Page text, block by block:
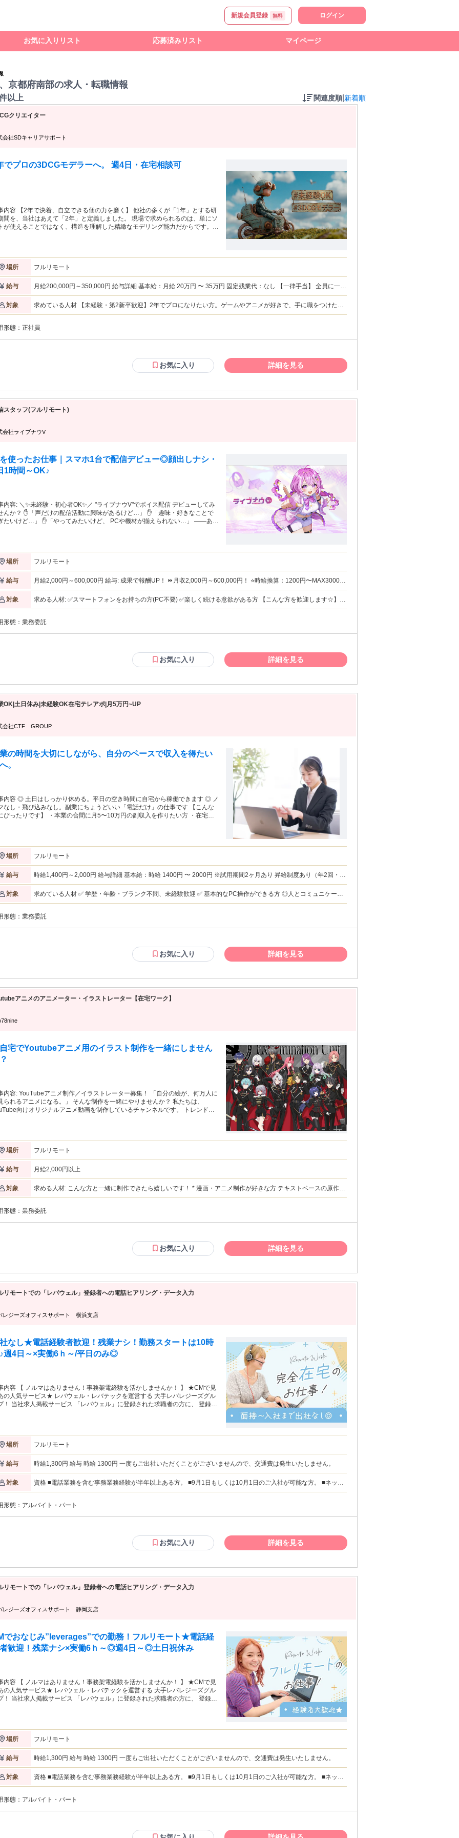
新規会員登録 無料 ログイン
お気に入りリスト 応募済みリスト マイページ
京都府南部の求人・転職情報
以上 関連度順 新着順
クリエイター
会社SDキャリアサポート
でプロの3DCGモデラーへ。 週4日・在宅相談可
内容 【2年で決着、自立できる個の力を磨く】 他社の多くが「1年」とする研
間を、当社はあえて「2年」と定義しました。 現場で求められるのは、単にソ
が使えることではなく、構造を理解した精緻なモデリング能力だからです。
：月平均3時間以下と少なく、学習時間をしっかり確保できます。 ▼CG制作
業務をお任せ 配属先は希望と適性を考慮し いずれかの業務をお任せします。
属先例＞ ☆3DCGモデラー 3DCGを使用したアニメーション演出制作、モデ
作などを担当 ☆イラストレーター キャラクターデザイン・コンセプトア
あわせたスキル習得。 基礎研修やBlenderの使い方などから始めます。 オン
ン講義＋講師によるフィードバック有の課題演習で インプットとアウトプッ
▼多彩な紹介先 案件状況により、Webサイト用の3DCG素材制
デザイン補助に加え、広告プロモーションの企画、マーケティング施策のサポ
通用するか」「どんな仕事に挑戦したいか」など、面接時に詳しくお伺いし、
ークを模したプロジェクトに挑戦。 商業レベルの作品を作りながら、実践的
場所 フルリモート
給与
月給200,000円～350,000円 給与詳細 基本給：月給 20万円 〜 35万円 固定残業代：なし 【一律手当】 全員に一律
か月実績あり）
対象
求めている人材 【未経験・第2新卒歓迎】2年でプロになりたい方。ゲームやアニメが好きで、手に職をつけたい
年で「自分はこれができる」と言い切れるスキルを授けます。 ・効率よく働いて、プライベートも大切にしたい
形態： 正社員
お気に入り 詳細を見る
スタッフ(フルリモート)
会社ライブナウV
使ったお仕事｜スマホ1台で配信デビュー◎顔出しナシ・
1時間～OK♪
／ "ライブナウV"でボイス配信 デビューしてみ
信活動に興味があるけど…」 ✋「趣味・好きなことで
✋「やってみたいけど、 PCや機材が揃えられない…」 ――あと
・✦✦・┈┈┈┈┈ ・✦ ⚡⸜⸜ スマホ1台＆自宅で完結❗ ⸝⸝⚡
✅顔出し不要・ボイスOnly 声だけで活動す
スタート可能！ 全国どこでもOKの完全在宅ワーク♪ ✅週
、1時間〜シフト自由◎ 副業・Wワークや学業とも両立可能！ ✅成果で報酬
･･･─╮ ✨あなたの配信デビューを応援♪✨ ╰─･･･─ｖ
"ライブナウV"は、未経験から配信者を 目指す方をサポート
登録料といった初期コストは 一切ナシ、費用0円でスター
前に必要な知識のレクチャーもあり♪ また、ライブナウVは配信者さん同士
ーも可能です◎ ✦・┈┈┈┈┈ ・✦✦・┈┈┈┈┈ ・✦
場所 フルリモート
給与
月給2,000円～600,000円 給与: 成果で報酬UP！ ⏩月収2,000円～600,000円！ ⭐時給換算：1200円〜MAX3000円
日4時間） ⏩月10万円前後 ◆本業配信者（1日6時間以上） ⏩月30万円以上も可能！ ※給与に関しては、 株式会
社ライブナウVより支給します。
対象
求める人材: ✅スマートフォンをお持ちの方(PC不要) ✅楽しく続ける意欲がある方 【こんな方を歓迎します☆】
☘学歴・経験不問 ☘未経験者歓迎 ☘経験者歓迎 「配信にチャレンジしたい」 応募理由はそれだけでOK♪ どうぞお
形態： 業務委託
お気に入り 詳細を見る
OK|土日休み|未経験OK在宅テレアポ|月5万円~UP
会社CTF GROUP
の時間を大切にしながら、自分のペースで収入を得たい
。
内容 ◎ 土日はしっかり休める。平日の空き時間に自宅から稼働できます ◎ ノ
なし・飛び込みなし。副業にちょうどいい「電話だけ」の仕事です 【こんな
ぴったりです】 ・本業の合間に月5〜10万円の副収入を作りたい方 ・在宅で
難しいクロージングや訪問は一切なし。アポイント獲得だけに集中できま
料は会社負担 ・トークスクリプ
備＋マニュアル研修あり（未経験スタート歓迎） ・プロジェクト単位のアサ
制（長期継続が基本） ・稼働時間：平日9:00〜18:00の間で調整（月60時
ら稼働した分だけ確実に収入になる ・自由シフト制で本業のスケジュールに
せやすい ・対話力・ヒアリング力が身につき本業にも活かせる ・年2回の昇
数値基準の明確な評価） 【応募から稼働までの流れ】 応募 → オンライン
（30分程度） → 契約 → 研修 → 稼働開始
場所 フルリモート
給与
時給1,400円～2,000円 給与詳細 基本給：時給 1400円 〜 2000円 ※試用期間2ヶ月あり 昇給制度あり（年2回・査
対象
求めている人材 ✅ 学歴・年齢・ブランク不問、未経験歓迎 ✅ 基本的なPC操作ができる方 ◎人とコミュニケーシ
形態： 業務委託
お気に入り 詳細を見る
アニメのアニメーター・イラストレーター【在宅ワーク】
宅でYoutubeアニメ用のイラスト制作を一緒にしません
イラストレーター募集！ 「自分の絵が、何万人に
られるアニメになる。」 そんな制作を一緒にやりませんか？ 私たちは、
向けオリジナルアニメ動画を制作しているチャンネルです。 トレンドの
いた上でご応募ください！ ★この仕事のポイント * 下請け・孫請けな
・修正・フィードバックがとに
アニメの最前線に挑戦できる トレンドが常に変わるか
そ、 「決まった型」だけじゃない表現にチャレンジできます。 * 描いた絵が
業務内容 シナリオ・絵コンテをもとに、 カラーマンガ（イラス
作を担当していただきます。 基本的な制作フロー ① ディレクターより案件
（シナリオ・絵コンテをお渡しします） ↓ ② ラフ／線画を提出 （ディレクタ
公式イラストレーターがチェック＆フィードバック） ↓ ③ 清書・着彩 ↓ ④
ストのポートフォリオを必ずお送りください。 人事担当が一つ一つ丁寧に拝
フィードバックを受けながら成長したい * 新しい表現・ジャンルにも挑戦して
い
場所 フルリモート
給与 月給2,000円以上
対象
求める人材: こんな方と一緒に制作できたら嬉しいです！ * 漫画・アニメ制作が好きな方 テキストベースの原作は
以上、継続してお仕事ができる方歓迎です。 * トレンドを見るのが好きな方 「今、YouTubeで何が伸びている
える方 ただ描くだけでなく、 「もっと良くできるか？」を楽しめる方を歓迎します。
形態： 業務委託
お気に入り 詳細を見る
リモートでの「レバウェル」登録者への電話ヒアリング・データ入力
レジーズオフィスサポート 横浜支店
なし★電話経験者歓迎！残業ナシ！勤務スタートは10時
週4日～×実働6ｈ～/平日のみ◎
内容 【 ノルマはありません！事務架電経験を活かしませんか！ 】 ★CMで見
の人気サービス★ レバウェル・レバテックを運営する 大手レバレジーズグル
登録された求職者の方に、 登録情
病院やクリニック、介護施設、保育園など） ※適性をみて他サービスに関わ
をおまかせする場合がございます 【 働き方も自由度高め♪ 】 ・10時勤務開
＆残業ナシ！ 朝は送迎や家事を済ませてから出勤も◎ 夜は自炊やゆっ
画タイムも楽しめます◎ 土日祝日休みなのでオンオフもしっかり★ ・服装
レも我慢せず働けます！ 【 リモートでのコミュニケーションについて 】 ★
～入社まで一度も出社いただくことはございません◎ 勤務開始時に使用する
辺機器は郵送にてお届けいたします！ ★在宅でも「ひとりじゃない」って
れる サポート＆チームのあたたかさが魅力◎ わからないことがあれば、 す
チャットツールで チームでしっかり連携できるから、 在宅でも安心して働け
場所 フルリモート
給与 時給1,300円 給与 時給 1300円 一度もご出社いただくことがございませんので、交通費は発生いたしません。
対象
資格 ■電話業務を含む事務業務経験が半年以上ある方。 ■9月1日もしくは10月1日のご入社が可能な方。 ■ネット
ので安心です！ ＜こんな方にピッタリ＞ ・電話対応経験を活かしたい方 ・人の気持ちをくみ取るのが得意な方
形態： アルバイト・パート
お気に入り 詳細を見る
リモートでの「レバウェル」登録者への電話ヒアリング・データ入力
レジーズオフィスサポート 静岡支店
でおなじみ”leverages”での勤務！フルリモート★電話経
歓迎！残業ナシ×実働6ｈ～◎週4日～◎土日祝休み
内容 【 ノルマはありません！事務架電経験を活かしませんか！ 】 ★CMで見
の人気サービス★ レバウェル・レバテックを運営する 大手レバレジーズグル
登録された求職者の方に、 登録情
病院やクリニック、介護施設、保育園など） ※適性をみて他サービスに関わ
をおまかせする場合がございます 【 働き方も自由度高め♪ 】 ・10時勤務開
＆残業ナシ！ 朝は送迎や家事を済ませてから出勤も◎ 夜は自炊やゆっ
画タイムも楽しめます◎ 土日祝日休みなのでオンオフもしっかり★ ・服装
レも我慢せず働けます！ 【 リモートでのコミュニケーションについて 】 ★
～入社まで一度も出社いただくことはございません◎ 勤務開始時に使用する
辺機器は郵送にてお届けいたします！ ★在宅でも「ひとりじゃない」って
れる サポート＆チームのあたたかさが魅力◎ わからないことがあれば、 す
チャットツールで チームでしっかり連携できるから、 在宅でも安心して働け
場所 フルリモート
給与 時給1,300円 給与 時給 1300円 一度もご出社いただくことがございませんので、交通費は発生いたしません。
対象
資格 ■電話業務を含む事務業務経験が半年以上ある方。 ■9月1日もしくは10月1日のご入社が可能な方。 ■ネット
ので安心です！ ＜こんな方にピッタリ＞ ・電話対応経験を活かしたい方 ・人の気持ちをくみ取るのが得意な方
形態： アルバイト・パート